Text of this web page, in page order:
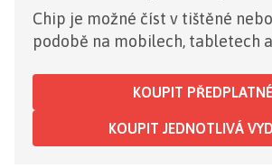
Chip je možné číst v tištěné
podobě na mobilech, tabletech
KOUPIT PŘEDPLATNÉ
KOUPIT JEDNOTLIVÁ